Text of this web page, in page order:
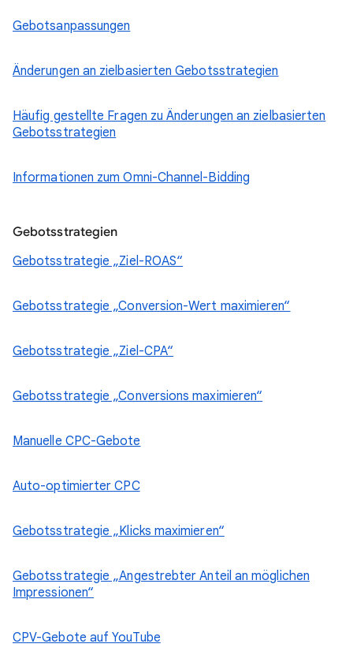
Gebotsanpassungen
Änderungen an zielbasierten Gebotsstrategien
Häufig gestellte Fragen zu Änderungen an zielbasierten
Gebotsstrategien
Informationen zum Omni-Channel-Bidding
Gebotsstrategien
Gebotsstrategie „Ziel-ROAS“
Gebotsstrategie „Conversion-Wert maximieren“
Gebotsstrategie „Ziel-CPA“
Gebotsstrategie „Conversions maximieren“
Manuelle CPC-Gebote
Auto-optimierter CPC
Gebotsstrategie „Klicks maximieren“
Gebotsstrategie „Angestrebter Anteil an möglichen
Impressionen“
CPV-Gebote auf YouTube